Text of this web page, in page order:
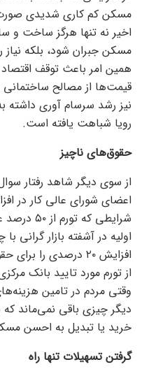
مسکن کم کاری شدیدی
اخیر نه تنها هرگز ساخت و
مسکن جبران شود، بلکه
همین امر باعث توقف
قیمت‌ها از مصالح
نیز رشد سرسام آوری
رویا شباهت یافته است.
حقوق‌های ناچیز
از سوی دیگر شاهد رفتار
اعضای شورای عالی کار در
شرایطی
اولیه در آشفته بازار گرانی
افزایش ۲۰ درصدی را
وقتی مردم در تامین
دیگر چیزی باقی نمی‌ماند که
خرید یا تبدیل به احسن
گرفتن تسهیلات تنها راه